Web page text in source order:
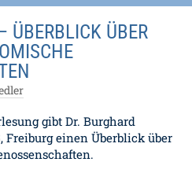
ÜBERBLICK ÜBER
gibt Dr. Burghard
Freiburg einen Überblick über